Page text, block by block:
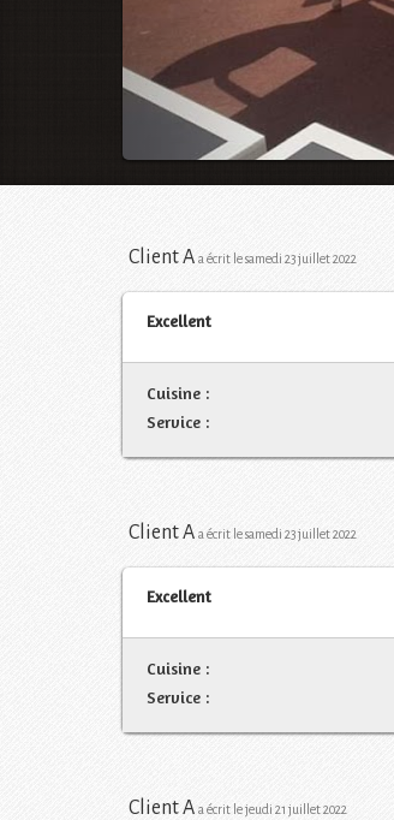
Client A a écrit le samedi 23 juillet 2022
Excellent
Cuisine :
Service :
Client A a écrit le samedi 23 juillet 2022
Excellent
Cuisine :
Service :
Client A a écrit le jeudi 21 juillet 2022